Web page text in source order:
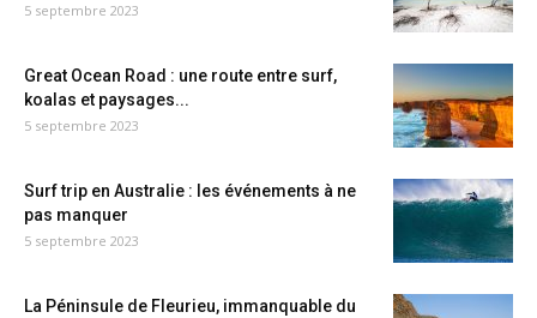
5 septembre 2023
Great Ocean Road : une route entre surf,
koalas et paysages...
5 septembre 2023
Surf trip en Australie : les événements à ne
pas manquer
5 septembre 2023
La Péninsule de Fleurieu, immanquable du